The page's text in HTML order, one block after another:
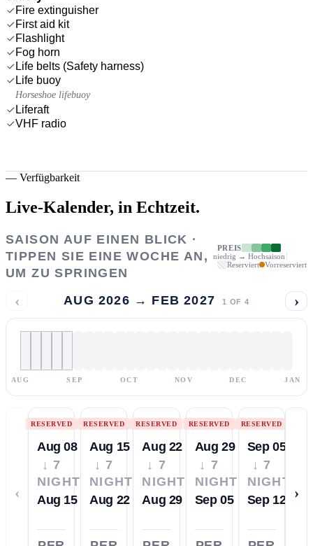
Fire extinguisher
First aid kit
Flashlight
Fog horn
Life belts (Safety harness)
Life buoy
Horseshoe lifebuoy
Liferaft
VHF radio
— Verfügbarkeit
Live-Kalender, in Echtzeit.
SAISON AUF EINEN BLICK ·
TIPPEN SIE EINE WOCHE AN,
UM ZU SPRINGEN
PREIS
niedrig → Hochsaison
Reserviert
Vorreserviert
‹ AUG 2026 → FEB 2027 1 OF 4 ›
AUG SEP OCT NOV DEC JAN
‹
RESERVED
Aug 08
↓ 7
NIGHTS
Aug 15
RESERVED
Aug 15
↓ 7
NIGHTS
Aug 22
RESERVED
Aug 22
↓ 7
NIGHTS
Aug 29
RESERVED
Aug 29
↓ 7
NIGHTS
Sep 05
RESERVED
Sep 05
↓ 7
NIGHTS
Sep 12
›